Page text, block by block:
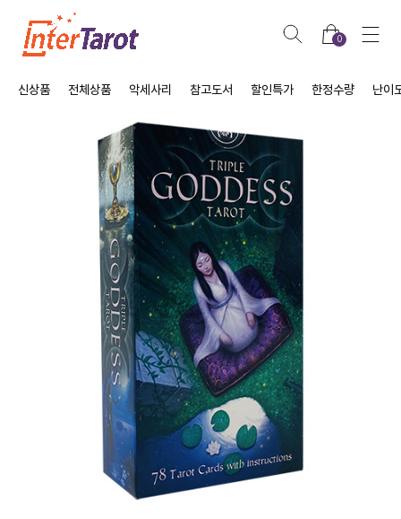
0
신상품 전체상품 악세사리 참고도서 할인특가 한정수량 난이